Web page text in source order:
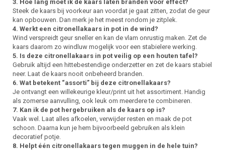
3. Hoe lang moet ik de kaars laten branden voor effect?
Steek de kaars bij voorkeur aan voordat je gaat zitten, zodat de geur
kan opbouwen. Dan merk je het meest rondom je zitplek.
4. Werkt een citronellakaars in pot in de wind?
Wind verspreidt geur sneller en kan de vlam onrustig maken. Zet de
kaars daarom zo windluw mogelijk voor een stabielere werking.
5. Is deze citronellakaars in pot veilig op een houten tafel?
Gebruik altijd een hittebestendige onderzetter en zet de kaars stabiel
neer. Laat de kaars nooit onbeheerd branden.
6. Wat betekent “assorti” bij deze citronellakaars?
Je ontvangt een willekeurige kleur/print uit het assortiment. Handig
als zomerse aanvulling, ook leuk om meerdere te combineren.
7. Kan ik de pot hergebruiken als de kaars op is?
Vaak wel. Laat alles afkoelen, verwijder resten en maak de pot
schoon. Daarna kun je hem bijvoorbeeld gebruiken als klein
decoratief potje.
8. Helpt één citronellakaars tegen muggen in de hele tuin?